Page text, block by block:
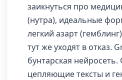
заикнуться про
(нутра), идеальные
легкий азарт
тут же уходят в отказ.
бунтарская
цепляющие тексты и